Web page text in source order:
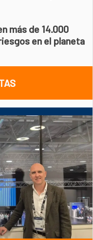
más de 14.000
en el planeta